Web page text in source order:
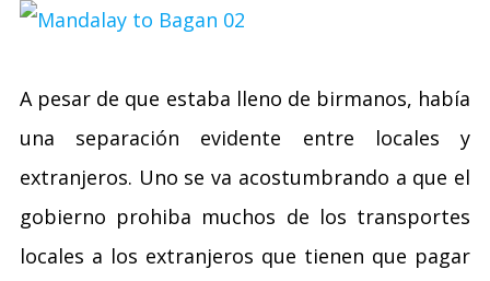
A pesar de que estaba lleno de birmanos, había
una separación evidente entre locales y
extranjeros. Uno se va acostumbrando a que el
gobierno prohiba muchos de los transportes
locales a los extranjeros que tienen que pagar